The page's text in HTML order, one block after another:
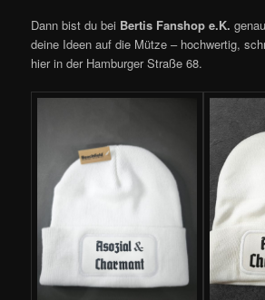
Dann bist du bei Bertis Fanshop e.K.
deine Ideen auf die Mütze – hochwertig,
hier in der Hamburger Straße 68.